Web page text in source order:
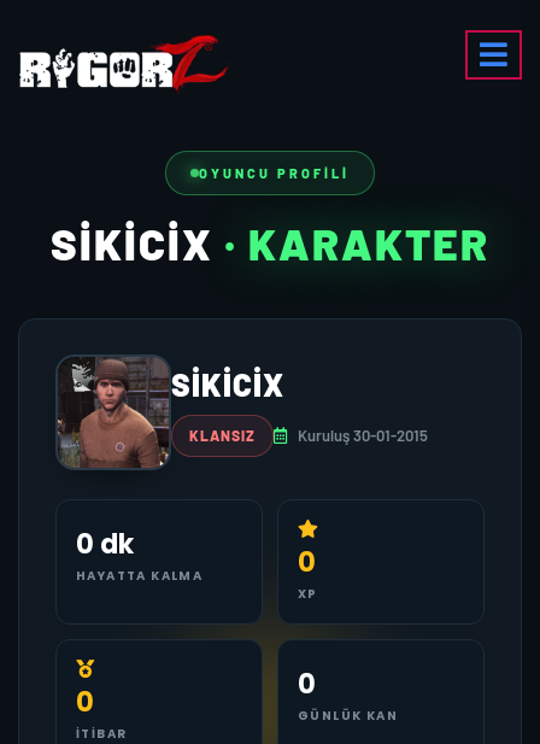
OYUNCU PROFILI
SIKICIX · KARAKTER
SIKICIX
KLANSIZ Kuruluş 30-01-2015
0 dk
HAYATTA KALMA 0
XP
0
İTIBAR
0
GÜNLÜK KAN